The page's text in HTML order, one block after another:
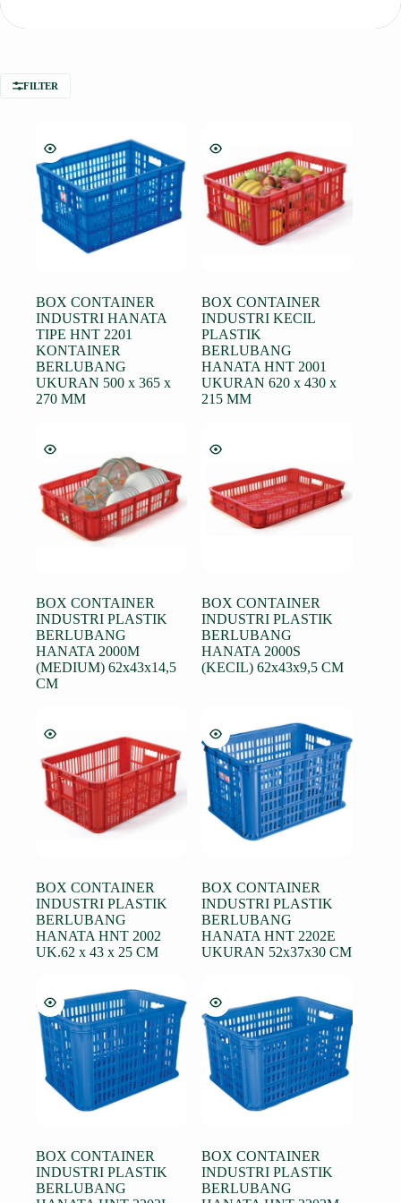
FILTER
BOX CONTAINER
INDUSTRI HANATA
TIPE HNT 2201
KONTAINER
BERLUBANG
UKURAN 500 x 365 x
270 MM
BOX CONTAINER
INDUSTRI KECIL
PLASTIK
BERLUBANG
HANATA HNT 2001
UKURAN 620 x 430 x
215 MM
BOX CONTAINER
INDUSTRI PLASTIK
BERLUBANG
HANATA 2000M
(MEDIUM) 62x43x14,5
CM
BOX CONTAINER
INDUSTRI PLASTIK
BERLUBANG
HANATA 2000S
(KECIL) 62x43x9,5 CM
BOX CONTAINER
INDUSTRI PLASTIK
BERLUBANG
HANATA HNT 2002
UK.62 x 43 x 25 CM
BOX CONTAINER
INDUSTRI PLASTIK
BERLUBANG
HANATA HNT 2202E
UKURAN 52x37x30 CM
BOX CONTAINER
INDUSTRI PLASTIK
BERLUBANG
BOX CONTAINER
INDUSTRI PLASTIK
BERLUBANG